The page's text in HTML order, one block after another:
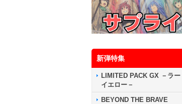
新弾特集
LIMITED PACK GX －ラー
イエロー－
BEYOND THE BRAVE